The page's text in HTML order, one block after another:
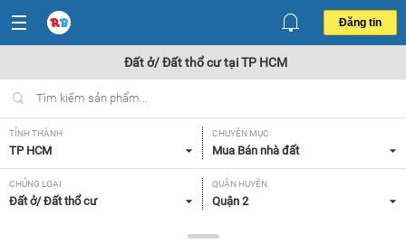
Đăng tin
Đất ở/ Đất thổ cư tại TP HCM
TỈNH THÀNH
TP HCM
CHUYÊN MỤC
Mua Bán nhà đất
CHỦNG LOẠI
Đất ở/ Đất thổ cư
QUẬN HUYỆN
Quận 2
MỨC GIÁ